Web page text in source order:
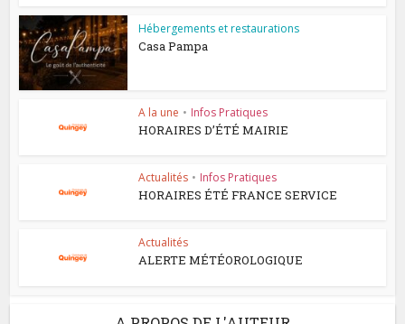
Hébergements et restaurations
Casa Pampa
A la une • Infos Pratiques
HORAIRES D’ÉTÉ MAIRIE
Actualités • Infos Pratiques
HORAIRES ÉTÉ FRANCE SERVICE
Actualités
ALERTE MÉTÉOROLOGIQUE